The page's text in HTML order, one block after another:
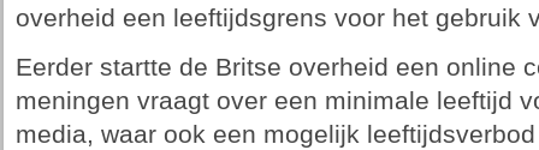
overheid een leeftijdsgrens voor het gebruik
Eerder startte de Britse overheid een online
meningen vraagt over een minimale leeftijd
media, waar ook een mogelijk